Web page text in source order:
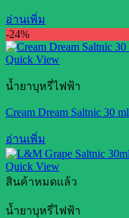
อ่านเพิ่ม
-24%
Quick View
น้ำยาบุหรี่ไฟฟ้า
Cream Dream Saltnic 30 ml
อ่านเพิ่ม
Quick View
สินค้าหมดแล้ว
น้ำยาบุหรี่ไฟฟ้า